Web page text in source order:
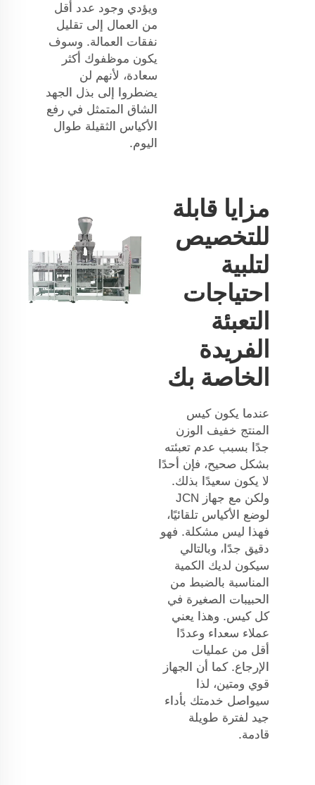
ويؤدي وجود عدد أقل
من العمال إلى تقليل
نفقات العمالة. وسوف
يكون موظفوك أكثر
سعادة، لأنهم لن
يضطروا إلى بذل الجهد
الشاق المتمثل في رفع
الأكياس الثقيلة طوال
اليوم.
مزايا قابلة
للتخصيص
لتلبية
احتياجات
التعبئة
الفريدة
الخاصة بك
عندما يكون كيس
المنتج خفيف الوزن
جدًا بسبب عدم تعبئته
بشكل صحيح، فإن أحدًا
لا يكون سعيدًا بذلك.
ولكن مع جهاز JCN
لوضع الأكياس تلقائيًا،
فهذا ليس مشكلة. فهو
دقيق جدًا، وبالتالي
سيكون لديك الكمية
المناسبة بالضبط من
الحبيبات الصغيرة في
كل كيس. وهذا يعني
عملاء سعداء وعددًا
أقل من عمليات
الإرجاع. كما أن الجهاز
قوي ومتين، لذا
سيواصل خدمتك بأداء
جيد لفترة طويلة
قادمة.